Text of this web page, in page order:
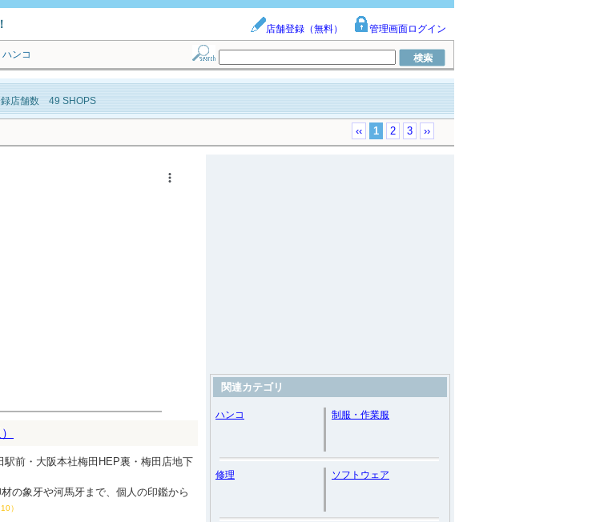
店舗登録（無料） 管理画面ログイン
ハンコ
店舗数 49 SHOPS
‹‹ 1 2 3 ››
前・大阪本社梅田HEP裏・梅田店地下
の象牙や河馬牙まで、個人の印鑑から
）
関連カテゴリ
ハンコ 制服・作業服
修理 ソフトウェア